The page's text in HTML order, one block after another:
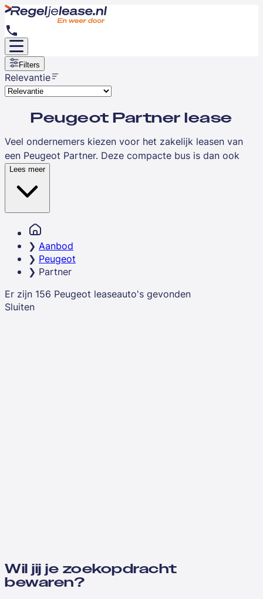
Filters
Relevantie
Peugeot Partner lease
Veel ondernemers kiezen voor het zakelijk leasen van
een Peugeot Partner. Deze compacte bus is dan ook
super handig wanneer je wendbaar moet zijn en lange
ritten maakt. De Partner is namelijk comfortabel,
efficiënt en betrouwbaar. Door de Peugeot Partner te
financial leasen
bestelwagen zonder dat je vooraf een grote investering
hoeft te doen.
Ontdek hieronder alle
ons op voorraad
Lees meer
Aanbod
Peugeot
Partner
Er zijn 156 Peugeot leaseauto's gevonden
Sluiten
Wil jij je zoekopdracht
bewaren?